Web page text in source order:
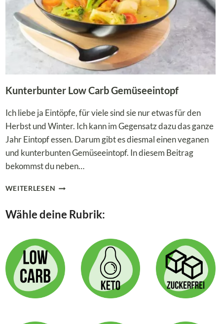
Kunterbunter Low Carb Gemüseeintopf
Ich liebe ja Eintöpfe, für viele sind sie nur etwas für den
Herbst und Winter. Ich kann im Gegensatz dazu das ganze
Jahr Eintopf essen. Darum gibt es diesmal einen veganen
und kunterbunten Gemüseeintopf. In diesem Beitrag
bekommst du neben…
WEITERLESEN KUNTERBUNTER
GEMÜSEEINTOPF
Wähle deine Rubrik: